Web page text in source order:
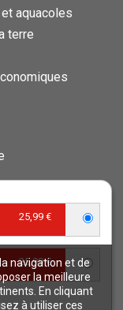
navigation et de
la meilleure
En cliquant
à utiliser ces
25,99 €
25,99 €
aquacoles
terre